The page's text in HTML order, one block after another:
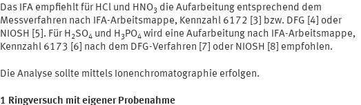
Das IFA empfiehlt für HCl und HNO3 die Aufarbeitung entsprechend dem
Messverfahren nach IFA-Arbeitsmappe, Kennzahl 6172 [3] bzw. DFG [4] oder
NIOSH [5]. Für H2SO4 und H3PO4 wird eine Aufarbeitung nach IFA-Arbeitsmappe,
Kennzahl 6173 [6] nach dem DFG-Verfahren [7] oder NIOSH [8] empfohlen.
Die Analyse sollte mittels Ionenchromatographie erfolgen.
1 Ringversuch mit eigener Probenahme